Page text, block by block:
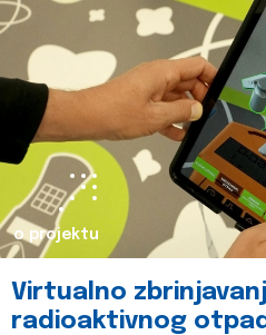
o projektu
Virtualno
radioaktivnog